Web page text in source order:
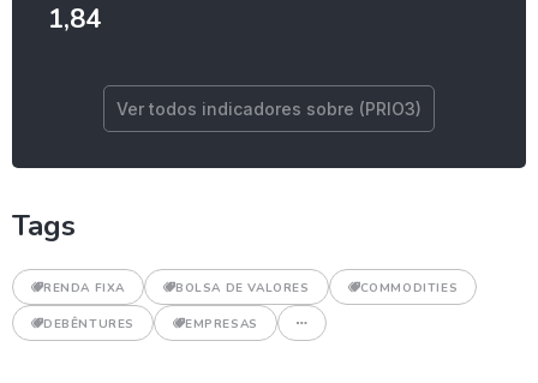
1,84
Ver todos indicadores sobre (PRIO3)
Tags
RENDA FIXA BOLSA DE VALORES COMMODITIES
DEBÊNTURES EMPRESAS